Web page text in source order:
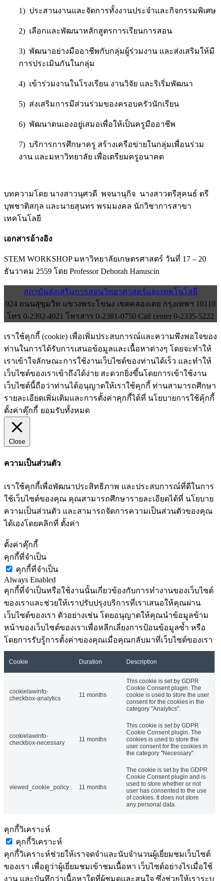
1) ประสานงานและจัดการทั้งงานประจำและกิจกรรมพิเศษ
2) เลือกและพัฒนาหลักสูตรการเรียนการสอน
3) พัฒนาอย่างมืออาชีพกับกลุ่มผู้ร่วมงาน และส่งเสริมให้มี
การประเมินกันในกลุ่ม
4) เข้าร่วมงานในโรงเรียน งานวิจัย และริเริ่มพัฒนา
5) ส่งเสริมการมีส่วนร่วมของครอบครัวนักเรียน
6) พัฒนาตนเองอยู่เสมอเพื่อให้เป็นครูมืออาชีพ
7) บริการการศึกษาครู สร้างเครือข่ายในกลุ่มเพื่อนร่วม
งาน และมหาวิทยาลัย เพื่อเตรียมครูอนาคต
บทความโดย นางสาวนุศวดี พจนานุกิจ นางสาวตรีสุคนธ์ ตรี
บุพชาติสกุล และนายสุนทร พรมมงคล นักวิชาการสาขา
เทคโนโลยี
เอกสารอ้างอิง
STEM WORKSHOP มหาวิทยาลัยเกษตรศาสตร์ วันที่ 17 – 20
ธันวาคม 2559 โดย Professor Deborah Hanuscin
สถาบันส่งเสริมการสอนวิทยาศาสตร์และเทคโนโลยี
924 ถนนสุขุมวิท แขวงพระโขนง เขตคลองเตย กรุงเทพฯ 10110
โทร 0-2392-4021 โทรสาร 0-2381-0750 Call center 0-2335-5222
เราใช้คุกกี้ (cookie) เพื่อเพิ่มประสบการณ์และความพึงพอใจของ
ท่านในการได้รับการเสนอข้อมูลและเนื้อหาต่างๆ โดยจะทำให้
เราเข้าใจลักษณะการใช้งานเว็บไซต์ของท่านได้เร็ว และทำให้
เว็บไซต์ของเราเข้าถึงได้ง่าย สะดวกยิ่งขึ้นโดยการเข้าใช้งาน
เว็บไซต์นี้ถือว่าท่านได้อนุญาตให้เราใช้คุกกี้ ท่านสามารถศึกษา
รายละเอียดเพิ่มเติมและการตั้งค่าคุกกี้ได้ที่ นโยบายการใช้คุ้กกี้
ตั้งค่าคุ๊กกี้ ยอมรับทั้งหมด
Close
ความเป็นส่วนตัว
เราใช้คุกกี้เพื่อพัฒนาประสิทธิภาพ และประสบการณ์ที่ดีในการ
ใช้เว็บไซต์ของคุณ คุณสามารถศึกษารายละเอียดได้ที่ นโยบาย
ความเป็นส่วนตัว และสามารถจัดการความเป็นส่วนตัวของคุณ
ได้เองโดยคลิกที่ ตั้งค่า
ตั้งค่าคุ๊กกี้
คุกกี้ที่จำเป็น
คุกกี้ที่จำเป็น
Always Enabled
คุกกี้ที่จำเป็นหรือใช้งานนั้นเกี่ยวข้องกับการทำงานของเว็บไซต์
ของเราและช่วยให้เราปรับปรุงบริการที่เราเสนอให้คุณผ่าน
เว็บไซต์ของเรา ตัวอย่างเช่น โดยอนุญาตให้คุณนำข้อมูลข้าม
หน้าของเว็บไซต์ของเราเพื่อหลีกเลี่ยงการป้อนข้อมูลซ้ำ หรือ
โดยการรับรู้การตั้งค่าของคุณเมื่อคุณกลับมาที่เว็บไซต์ของเรา
Cookie Duration Description
cookielawinfo-
checkbox-analytics
11 months
This cookie is set by GDPR
Cookie Consent plugin. The
cookie is used to store the user
consent for the cookies in the
category "Analytics".
cookielawinfo-
checkbox-necessary
11 months
This cookie is set by GDPR
Cookie Consent plugin. The
cookies is used to store the
user consent for the cookies in
the category "Necessary".
viewed_cookie_policy 11 months
The cookie is set by the GDPR
Cookie Consent plugin and is
used to store whether or not
user has consented to the use
of cookies. It does not store
any personal data.
คุกกี้วิเคราะห์
คุกกี้วิเคราะห์
คุกกี้วิเคราะห์ช่วยให้เราจดจำและนับจำนวนผู้เยี่ยมชมเว็บไซต์
ของเรา เพื่อดูว่าผู้เยี่ยมชมเข้าชมเนื้อหา เว็บไซต์อย่างไรเมื่อใช้
งาน และบันทึกว่าเนื้อหาใดที่ผู้ชมดูและสนใจ ซึ่งช่วยให้เราระบุ